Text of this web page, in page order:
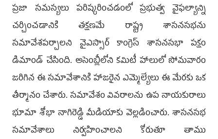
ప్రజా సమస్యలు పరిష్కరించడంలో ప్రభుత్వ వైఫల్యాన్ని
చర్చించడానికి తక్షణమే రాష్ట్ర శాసనసభను
సమావేశపర్చాలని వైఎస్సార్ కాంగ్రెస్ శాసనసభా పక్షం
డిమాండ్ చేసింది. అసెంబ్లీలోని కమిటీ హాలులో సోమవారం
జరిగిన ఈ సమావేశానికి హాజరైన ఎమ్మెల్యేలు ఈ మేరకు ఒక
తీర్మానం చేశారు. సమావేశం వివరాలను ఉప నాయకురాలు
భూమా శోభా నాగిరెడ్డి మీడియాకు వెల్లడించారు. శాసనసభ
సమావేశాలు నిర్వహించాలని కోరుతూ తాము